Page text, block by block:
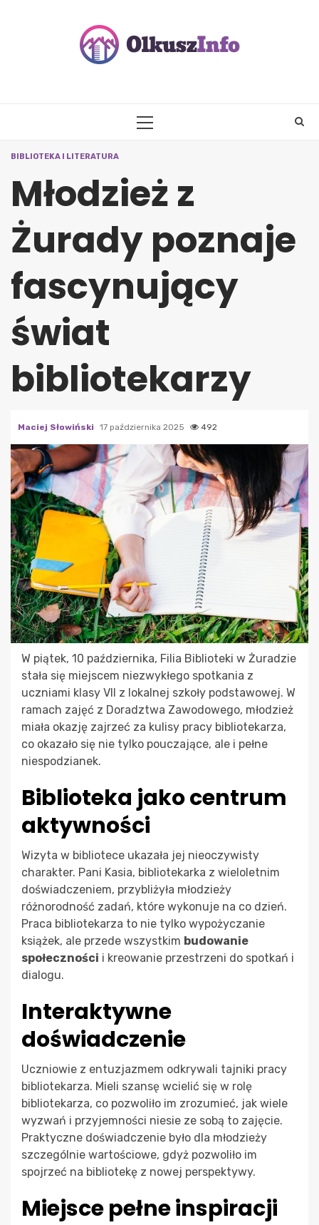
PRIMARY
BIBLIOTEKA I LITERATURA
Młodzież z
Żurady poznaje
fascynujący
świat
bibliotekarzy
Maciej Słowiński 17 października 2025 492
W piątek, 10 października, Filia Biblioteki w Żuradzie
stała się miejscem niezwykłego spotkania z
uczniami klasy VII z lokalnej szkoły podstawowej. W
ramach zajęć z Doradztwa Zawodowego, młodzież
miała okazję zajrzeć za kulisy pracy bibliotekarza,
co okazało się nie tylko pouczające, ale i pełne
niespodzianek.
Biblioteka jako centrum
aktywności
Wizyta w bibliotece ukazała jej nieoczywisty
charakter. Pani Kasia, bibliotekarka z wieloletnim
doświadczeniem, przybliżyła młodzieży
różnorodność zadań, które wykonuje na co dzień.
Praca bibliotekarza to nie tylko wypożyczanie
książek, ale przede wszystkim budowanie
społeczności i kreowanie przestrzeni do spotkań i
dialogu.
Interaktywne
doświadczenie
Uczniowie z entuzjazmem odkrywali tajniki pracy
bibliotekarza. Mieli szansę wcielić się w rolę
bibliotekarza, co pozwoliło im zrozumieć, jak wiele
wyzwań i przyjemności niesie ze sobą to zajęcie.
Praktyczne doświadczenie było dla młodzieży
szczególnie wartościowe, gdyż pozwoliło im
spojrzeć na bibliotekę z nowej perspektywy.
Miejsce pełne inspiracji